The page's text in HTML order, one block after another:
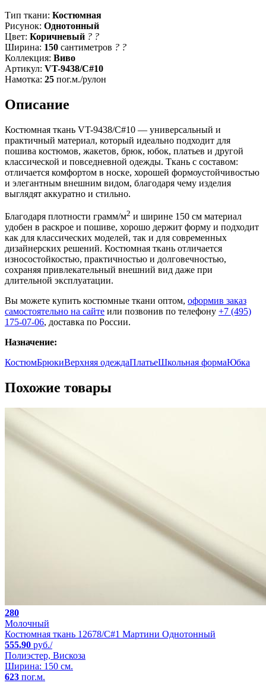
Тип ткани: Костюмная
Рисунок: Однотонный
Цвет: Коричневый ? ?
Ширина: 150 сантиметров ? ?
Коллекция: Виво
Артикул: VT-9438/C#10
Намотка: 25 пог.м./рулон
Описание
Костюмная ткань VT-9438/C#10 — универсальный и
практичный материал, который идеально подходит для
пошива костюмов, жакетов, брюк, юбок, платьев и другой
классической и повседневной одежды. Ткань с составом:
отличается комфортом в носке, хорошей формоустойчивостью
и элегантным внешним видом, благодаря чему изделия
выглядят аккуратно и стильно.
Благодаря плотности грамм/м2 и ширине 150 см материал
удобен в раскрое и пошиве, хорошо держит форму и подходит
как для классических моделей, так и для современных
дизайнерских решений. Костюмная ткань отличается
износостойкостью, практичностью и долговечностью,
сохраняя привлекательный внешний вид даже при
длительной эксплуатации.
Вы можете купить костюмные ткани оптом, оформив заказ
самостоятельно на сайте или позвонив по телефону +7 (495)
175-07-06, доставка по России.
Назначение:
КостюмБрюкиВерхняя одеждаПлатьеШкольная формаЮбка
Похожие товары
280
Молочный
Костюмная ткань 12678/C#1 Мартини Однотонный
555.90 руб./
Полиэстер, Вискоза
Ширина: 150 см.
623 пог.м.